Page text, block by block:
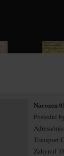
Narozen
Poslední
Adresa/
Transport
Zahynul